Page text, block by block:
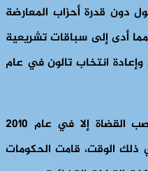
دون قدرة أحزاب المعارضة
أدى إلى سباقات تشريعية
خالية من المنافسة في عام 2019 وإعادة انتخاب تالون في عام
وفي كينيا، لم تتم استعادة منصب القضاة إلا في عام 2010
الوقت، قامت الحكومات